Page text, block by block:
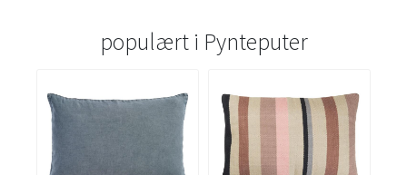
populært i Pynteputer